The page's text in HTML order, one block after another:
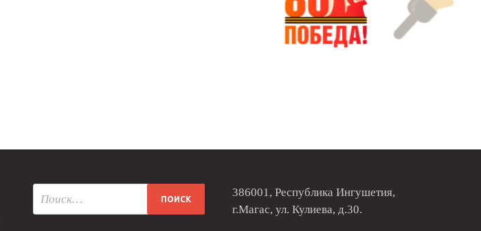
386001, Республика Ингушетия,
г.Магас, ул. Кулиева, д.30.